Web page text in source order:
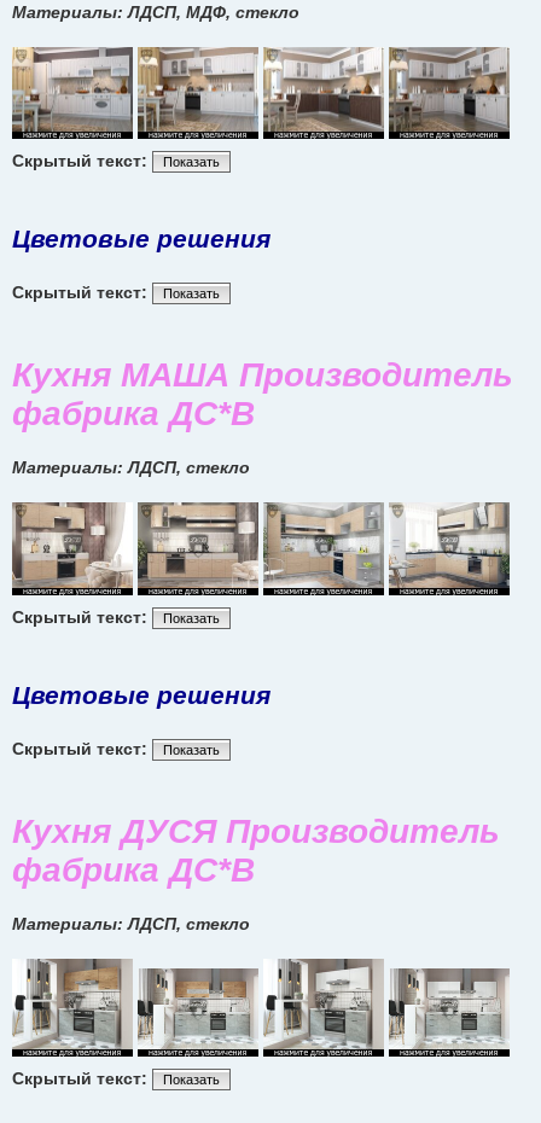
Материалы: ЛДСП, МДФ, стекло
Скрытый текст: Показать
Цветовые решения
Скрытый текст: Показать
Кухня МАША Производитель
фабрика ДС*В
Материалы: ЛДСП, стекло
Скрытый текст: Показать
Цветовые решения
Скрытый текст: Показать
Кухня ДУСЯ Производитель
фабрика ДС*В
Материалы: ЛДСП, стекло
Скрытый текст: Показать